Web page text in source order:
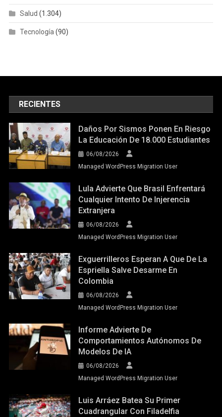
Salud (1.304)
Tecnología(90)
RECIENTES
Daños Por Sismos Ponen En Riesgo
La Educación De 18.000 Estudiantes
06/08/2026
Managed WordPress Migration User
Lula Advierte Que Brasil Enfrentará
Cualquier Intento De Injerencia
Extranjera
06/08/2026
Managed WordPress Migration User
Exguerrilleros Esperan A Que De La
Espriella Salve Desarme En
Colombia
06/08/2026
Managed WordPress Migration User
Informe Advierte De
Comportamientos Autónomos De
Modelos De IA
06/08/2026
Managed WordPress Migration User
Luis Arráez Batea Su Primer
Cuadrangular Con Filadelfia